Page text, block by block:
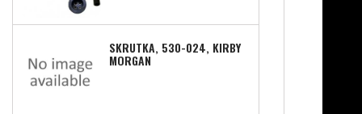
SKRUTKA, 530-024, KIRBY
MORGAN